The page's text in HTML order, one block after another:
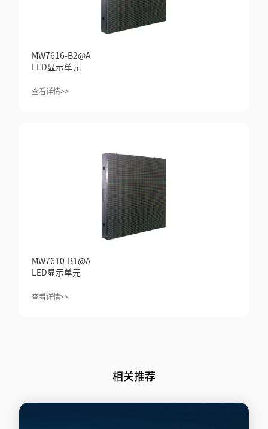
MW7616-B2@A
LED显示单元
查看详情>>
MW7610-B1@A
LED显示单元
查看详情>>
相关推荐